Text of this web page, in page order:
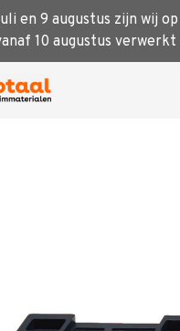
en 9 augustus zijn wij
10 augustus